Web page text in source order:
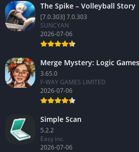
The Spike – Volleyball Story
[7.0.303] 7.0.303
SUNCYAN
2026-07-06
Merge Mystery: Logic
3.65.0
F-WAY GAMES LIMITED
2026-07-06
Simple Scan
5.2.2
Easy inc.
2026-07-06